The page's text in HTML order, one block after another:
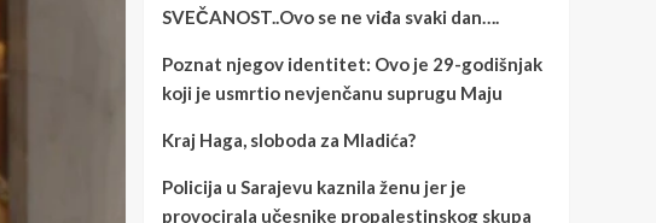
SVEČANOST..Ovo se ne viđa svaki dan….
Poznat njegov identitet: Ovo je 29-godišnjak
koji je usmrtio nevjenčanu suprugu Maju
Kraj Haga, sloboda za Mladića?
Policija u Sarajevu kaznila ženu jer je
provocirala učesnike propalestinskog skupa